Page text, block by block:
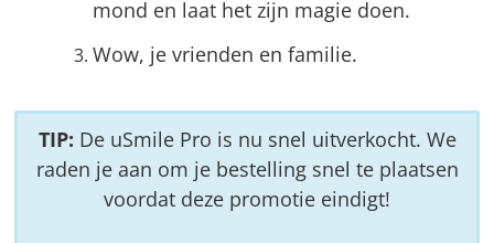
mond en laat het zijn magie doen.
Wow, je vrienden en familie.
TIP: De uSmile Pro is nu snel uitverkocht. We
raden je aan om je bestelling snel te plaatsen
voordat deze promotie eindigt!